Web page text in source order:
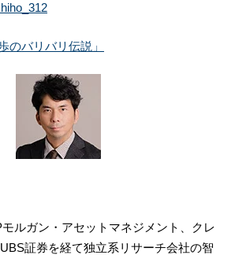
のバリバリ伝説」
ルガン・アセットマネジメント、クレ
証券を経て独立系リサーチ会社の智